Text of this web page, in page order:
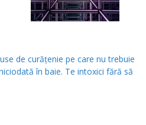
de curăţenie pe care nu trebuie
în baie. Te intoxici fără să